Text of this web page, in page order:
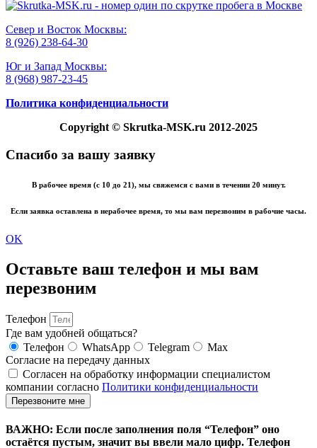
Север и Восток Москвы:
8 (926) 238-64-30
Юг и Запад Москвы:
8 (968) 987-23-45
Политика конфиденциальности
Copyright © Skrutka-MSK.ru 2012-2025
Спасибо за вашу заявку
В рабочее время (с 10 до 21), мы свяжемся с вами в течении 20 минут.
Если заявка оставлена в нерабочее время, то мы вам перезвоним в рабочие часы.
OK
Оставьте ваш телефон и мы вам
перезвоним
Телефон
Где вам удобней общаться?
Телефон
WhatsApp Telegram
Max
Согласие на передачу данных
Согласен на обработку информации специалистом
компании согласно Политики конфиденциальности
Перезвоните мне
ВАЖНО: Если после заполнения поля “Телефон” оно
остаётся пустым, значит вы ввели мало цифр. Телефон